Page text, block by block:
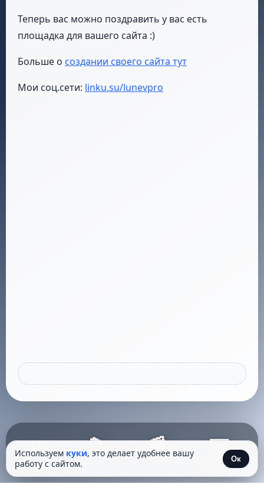
Теперь вас можно поздравить у вас есть
площадка для вашего сайта :)
Больше о создании своего сайта тут
Мои соц.сети: linku.su/lunevpro
Пуск
📁
Проекты
📰 ✉️
Контакты
Используем куки, это делает удобнее вашу
работу с сайтом.
Ок